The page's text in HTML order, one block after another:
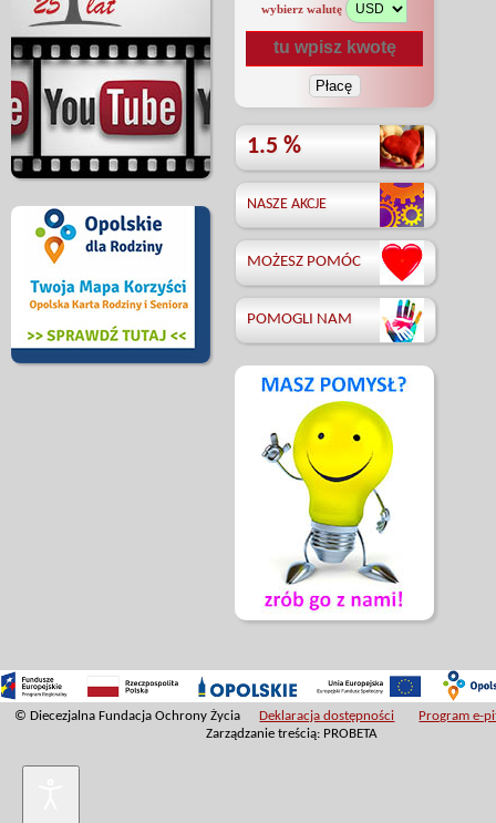
wybierz walutę
1.5 %
NASZE AKCJE
MOŻESZ POMÓC
POMOGLI NAM
© Diecezjalna Fundacja Ochrony Życia Deklaracja dostępności
Program e-
Zarządzanie treścią: PROBETA